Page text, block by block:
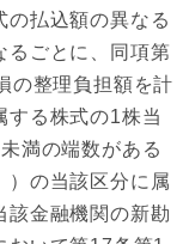
の払込額の異なる
るごとに、同項第
の整理負担額を計
する株式の1株当
満の端数がある
）の当該区分に属
該金融機関の新勘